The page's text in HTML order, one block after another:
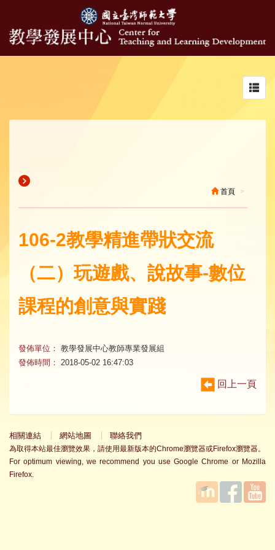
首頁
106-2教學精進帶狀交流
（二）玩遊戲、說故事-數位
課程的創意與實踐
發佈單位： 教學發展中心教師專業發展組
發佈時間：
2018-05-02 16:47:03
回上一頁
相關連結 網站地圖 聯絡我們
為取得本站最佳瀏覽效果，請使用最新版本的Chrome瀏覽器或Firefox瀏覽器。
For optimum viewing, we recommend you use Google Chrome or Mozilla
Firefox.